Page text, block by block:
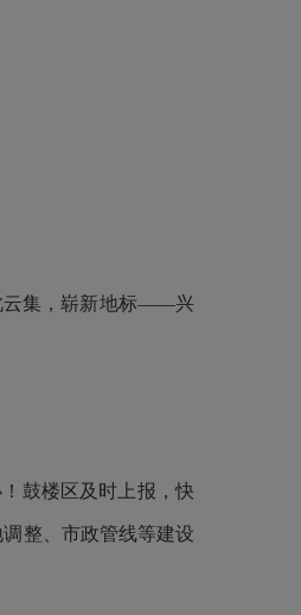
云集，崭新地标——兴
鼓楼区及时上报，快
整、市政管线等建设